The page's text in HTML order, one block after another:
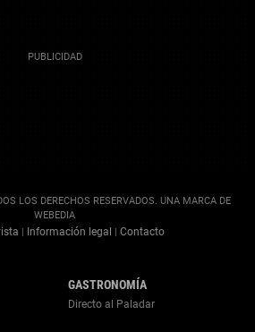
LOS DERECHOS RESERVADOS. UNA MARCA DE
WEBEDIA
| Información legal | Contacto
GASTRONOMÍA
Directo al Paladar